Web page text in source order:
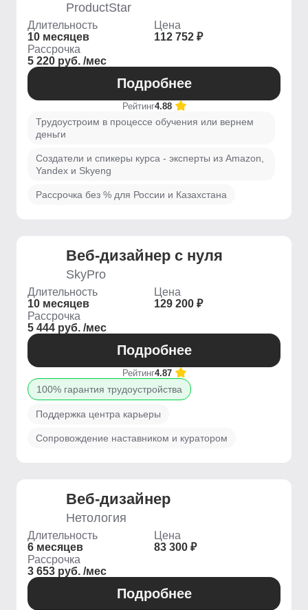
ProductStar
Длительность
10 месяцев
Цена
112 752 ₽
Рассрочка
5 220 руб. /мес
Подробнее
Рейтинг4.88
Трудоустроим в процессе обучения или вернем
деньги
Создатели и спикеры курса - эксперты из Amazon,
Yandex и Skyeng
Рассрочка без % для России и Казахстана
Веб-дизайнер с нуля
SkyPro
Длительность
10 месяцев
Цена
129 200 ₽
Рассрочка
5 444 руб. /мес
Подробнее
Рейтинг4.87
100% гарантия трудоустройства
Поддержка центра карьеры
Сопровождение наставником и куратором
Веб-дизайнер
Нетология
Длительность
6 месяцев
Цена
83 300 ₽
Рассрочка
3 653 руб. /мес
Подробнее